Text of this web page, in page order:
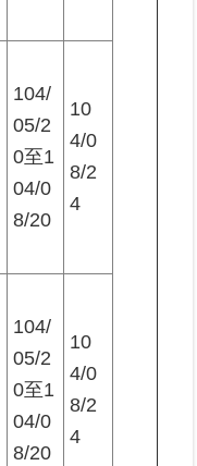
104/
05/2
0至1
04/0
8/20
10
4/0
8/2
4
104/
05/2
0至1
04/0
8/20
10
4/0
8/2
4